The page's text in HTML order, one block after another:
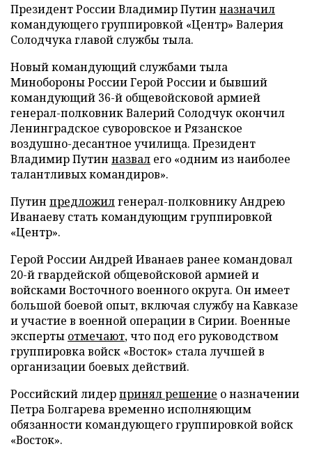
Президент России Владимир Путин назначил
командующего группировкой «Центр» Валерия
Солодчука главой службы тыла.
Новый командующий службами тыла
Минобороны России Герой России и бывший
командующий 36-й общевойсковой армией
генерал-полковник Валерий Солодчук окончил
Ленинградское суворовское и Рязанское
воздушно-десантное училища. Президент
Владимир Путин назвал его «одним из наиболее
талантливых командиров».
Путин предложилгенерал-полковнику Андрею
Иванаеву стать командующим группировкой
«Центр».
Герой России Андрей Иванаев ранее командовал
20-й гвардейской общевойсковой армией и
войсками Восточного военного округа. Он имеет
большой боевой опыт, включая службу на Кавказе
и участие в военной операции в Сирии. Военные
эксперты отмечают, что под его руководством
группировка войск «Восток» стала лучшей в
организации боевых действий.
Российский лидерпринял решение о назначении
Петра Болгарева временно исполняющим
обязанности командующего группировкой войск
«Восток».